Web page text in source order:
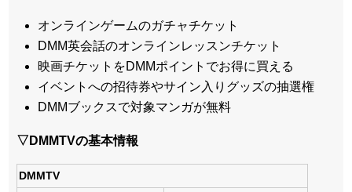
オンラインゲームのガチャチケット
DMM英会話のオンラインレッスンチケット
映画チケットをDMMポイントでお得に買える
イベントへの招待券やサイン入りグッズの抽選権
DMMブックスで対象マンガが無料
▽DMMTVの基本情報
DMMTV